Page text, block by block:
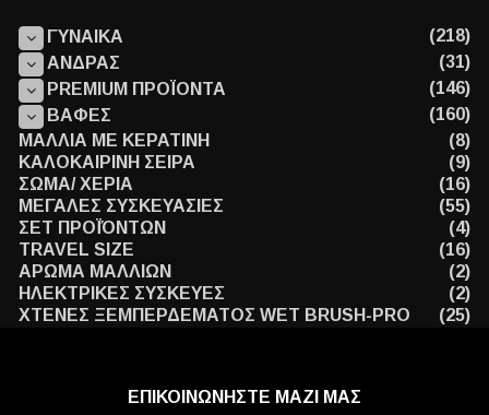
ΓΥΝΑΙΚΑ
(218)
ΑΝΔΡΑΣ
(31)
PREMIUM ΠΡΟΪΟΝΤΑ
(146)
ΒΑΦΕΣ
(160)
ΜΑΛΛΙΑ ΜΕ ΚΕΡΑΤΙΝΗ
(8)
ΚΑΛΟΚΑΙΡΙΝΗ ΣΕΙΡΑ
(9)
ΣΩΜΑ/ ΧΕΡΙΑ
(16)
ΜΕΓΑΛΕΣ ΣΥΣΚΕΥΑΣΙΕΣ
(55)
ΣΕΤ ΠΡΟΪΌΝΤΩΝ
(4)
TRAVEL SIZE
(16)
ΑΡΩΜΑ ΜΑΛΛΙΩΝ
(2)
ΗΛΕΚΤΡΙΚΕΣ ΣΥΣΚΕΥΕΣ
(2)
ΧΤΕΝΕΣ ΞΕΜΠΕΡΔΕΜΑΤΟΣ WET BRUSH-PRO
(25)
ΕΠΙΚΟΙΝΩΝΗΣΤΕ ΜΑΖΙ ΜΑΣ